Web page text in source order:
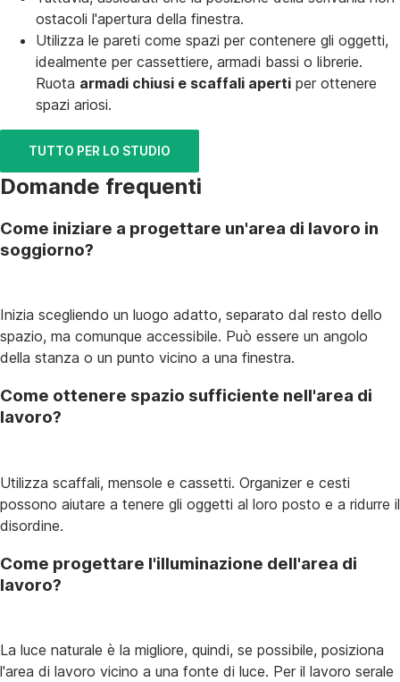
ostacoli l'apertura della finestra.
Utilizza le pareti come spazi per contenere gli oggetti,
idealmente per cassettiere, armadi bassi o librerie.
Ruota armadi chiusi e scaffali aperti per ottenere
spazi ariosi.
TUTTO PER LO STUDIO
Domande frequenti
Come iniziare a progettare un'area di lavoro in
soggiorno?
Inizia scegliendo un luogo adatto, separato dal resto dello
spazio, ma comunque accessibile. Può essere un angolo
della stanza o un punto vicino a una finestra.
Come ottenere spazio sufficiente nell'area di
lavoro?
Utilizza scaffali, mensole e cassetti. Organizer e cesti
possono aiutare a tenere gli oggetti al loro posto e a ridurre il
disordine.
Come progettare l'illuminazione dell'area di
lavoro?
La luce naturale è la migliore, quindi, se possibile, posiziona
l'area di lavoro vicino a una fonte di luce. Per il lavoro serale